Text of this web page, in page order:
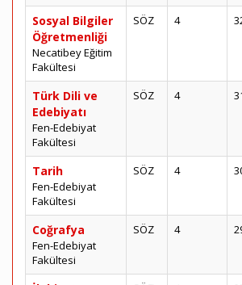
Sosyal Bilgiler
Öğretmenliği
Necatibey Eğitim
Fakültesi
SÖZ 4
Türk Dili ve
Edebiyatı
Fen-Edebiyat
Fakültesi
SÖZ 4
Tarih
Fen-Edebiyat
Fakültesi
SÖZ 4
Coğrafya
Fen-Edebiyat
Fakültesi
SÖZ 4